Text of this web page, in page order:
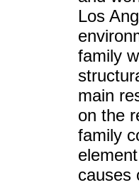
Los
family
main
on the
family
causes